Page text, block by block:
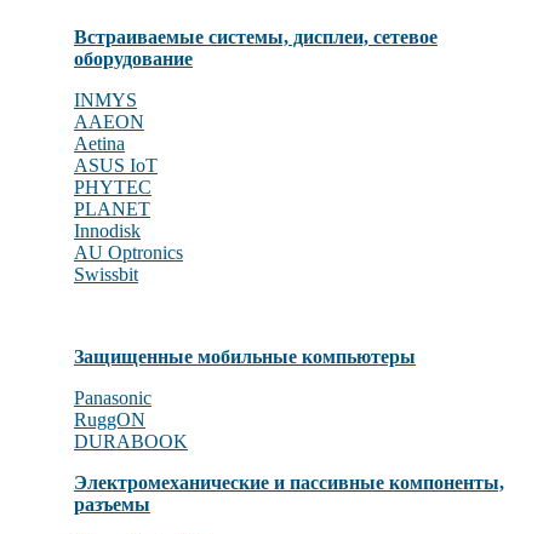
Встраиваемые системы, дисплеи, сетевое
оборудование
INMYS
AAEON
Aetina
ASUS IoT
PHYTEC
PLANET
Innodisk
AU Optronics
Swissbit
Защищенные мобильные компьютеры
Panasonic
RuggON
DURABOOK
Электромеханические и пассивные компоненты,
разъемы